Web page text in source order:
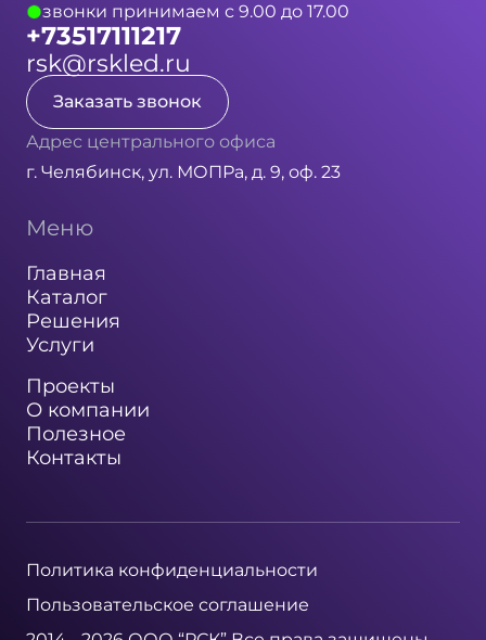
звонки принимаем с 9.00 до 17.00
+73517111217
rsk@rskled.ru
Заказать звонок
Адрес центрального офиса
г. Челябинск, ул. МОПРа, д. 9, оф. 23
Меню
Главная
Каталог
Решения
Услуги
Проекты
О компании
Полезное
Контакты
Политика конфиденциальности
Пользовательское соглашение